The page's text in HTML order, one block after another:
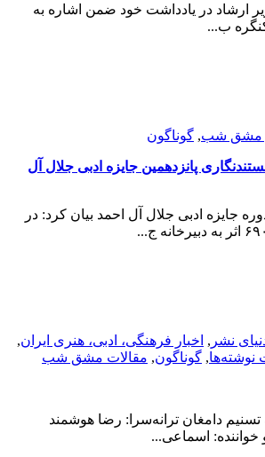
ارشاد در یادداشت‌ خود ضمن اشاره به
ب...
مشق شب, گوناگون
مستندنگاری پانزدهمین جایزه ادبی جلال آل
جایزه ادبی جلال آل احمد بیان کرد: در
نشر , اخبار فرهنگی، ادبی، هنری ایران,
, گوناگون, مقالات مشق شب
تسنیم دامغان ترانه‌سرا: رضا هوشمند
خواننده: اسماعی...